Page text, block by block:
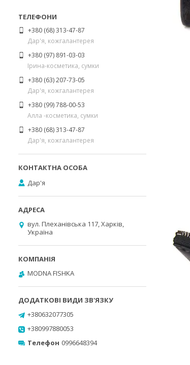
+380 (68) 313-47-87
Дар'я, кожгалантерея
+380 (97) 891-03-03
Ірина-косметика, сумки
+380 (63) 207-73-05
Дар'я, кожгалантерея
+380 (99) 788-00-53
Алла -косметика, сумки
+380 (68) 313-47-87
Дар'я, кожгалантерея
Дар'я
вул. Плеханівська 117, Харків,
Україна
MODNA FISHKA
+380632077305
+380997880053
Телефон 0996648394